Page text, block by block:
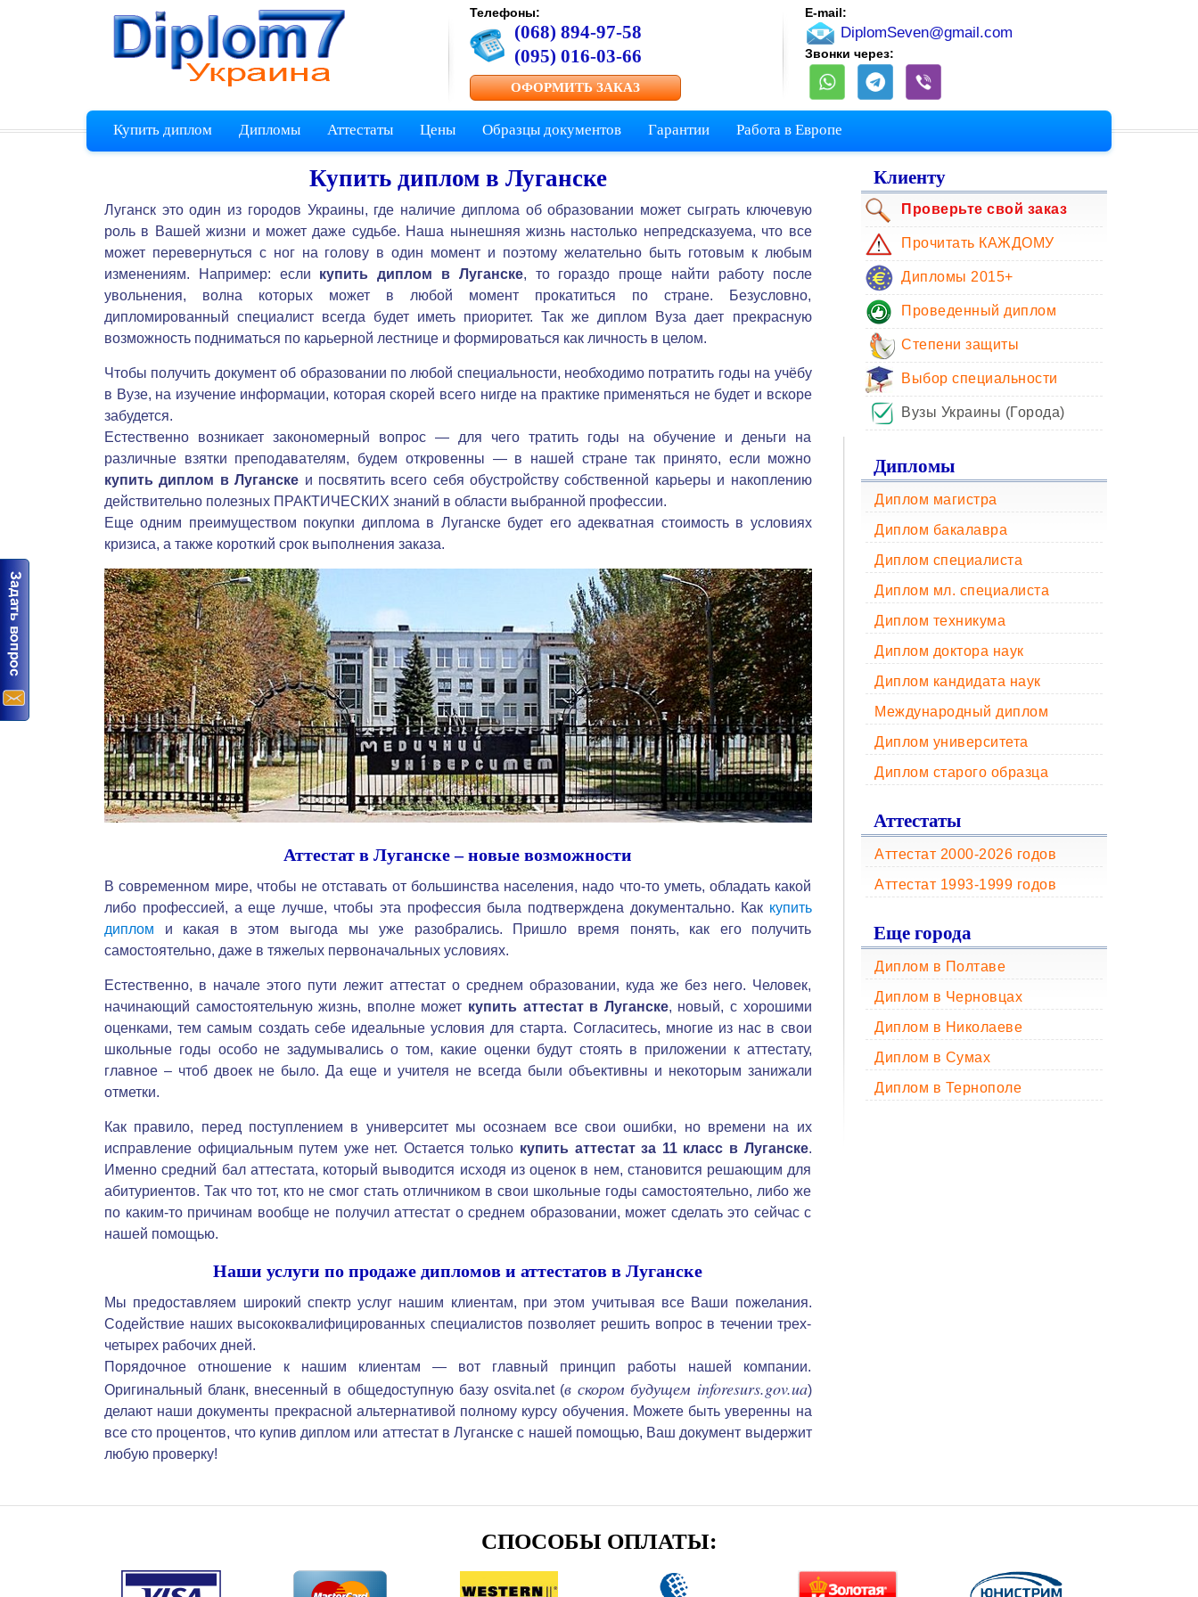
Телефоны:
(068) 894-97-58
(095) 016-03-66
ОФОРМИТЬ ЗАКАЗ
E-mail:
DiplomSeven@gmail.com
Звонки через:
Купить диплом Дипломы Аттестаты Цены Образцы документов Гарантии Работа в Европе
Купить диплом в Луганске
Луганск это один из городов Украины, где наличие диплома об образовании может сыграть ключевую
роль в Вашей жизни и может даже судьбе. Наша нынешняя жизнь настолько непредсказуема, что все
может перевернуться с ног на голову в один момент и поэтому желательно быть готовым к любым
изменениям. Например: если купить диплом в Луганске, то гораздо проще найти работу после
увольнения, волна которых может в любой момент прокатиться по стране. Безусловно,
дипломированный специалист всегда будет иметь приоритет. Так же диплом Вуза дает прекрасную
возможность подниматься по карьерной лестнице и формироваться как личность в целом.
Чтобы получить документ об образовании по любой специальности, необходимо потратить годы на учёбу
в Вузе, на изучение информации, которая скорей всего нигде на практике применяться не будет и вскоре
забудется.
Естественно возникает закономерный вопрос — для чего тратить годы на обучение и деньги на
различные взятки преподавателям, будем откровенны — в нашей стране так принято, если можно
купить диплом в Луганске и посвятить всего себя обустройству собственной карьеры и накоплению
действительно полезных ПРАКТИЧЕСКИХ знаний в области выбранной профессии.
Еще одним преимуществом покупки диплома в Луганске будет его адекватная стоимость в условиях
кризиса, а также короткий срок выполнения заказа.
Аттестат в Луганске – новые возможности
В современном мире, чтобы не отставать от большинства населения, надо что-то уметь, обладать какой
либо профессией, а еще лучше, чтобы эта профессия была подтверждена документально. Как купить
диплом и какая в этом выгода мы уже разобрались. Пришло время понять, как его получить
самостоятельно, даже в тяжелых первоначальных условиях.
Естественно, в начале этого пути лежит аттестат о среднем образовании, куда же без него. Человек,
начинающий самостоятельную жизнь, вполне может купить аттестат в Луганске, новый, с хорошими
оценками, тем самым создать себе идеальные условия для старта. Согласитесь, многие из нас в свои
школьные годы особо не задумывались о том, какие оценки будут стоять в приложении к аттестату,
главное – чтоб двоек не было. Да еще и учителя не всегда были объективны и некоторым занижали
отметки.
Как правило, перед поступлением в университет мы осознаем все свои ошибки, но времени на их
исправление официальным путем уже нет. Остается только купить аттестат за 11 класс в Луганске.
Именно средний бал аттестата, который выводится исходя из оценок в нем, становится решающим для
абитуриентов. Так что тот, кто не смог стать отличником в свои школьные годы самостоятельно, либо же
по каким-то причинам вообще не получил аттестат о среднем образовании, может сделать это сейчас с
нашей помощью.
Наши услуги по продаже дипломов и аттестатов в Луганске
Мы предоставляем широкий спектр услуг нашим клиентам, при этом учитывая все Ваши пожелания.
Содействие наших высококвалифицированных специалистов позволяет решить вопрос в течении трех-
четырех рабочих дней.
Порядочное отношение к нашим клиентам — вот главный принцип работы нашей компании.
Оригинальный бланк, внесенный в общедоступную базу osvita.net (в скором будущем inforesurs.gov.ua)
делают наши документы прекрасной альтернативой полному курсу обучения. Можете быть уверенны на
все сто процентов, что купив диплом или аттестат в Луганске с нашей помощью, Ваш документ выдержит
любую проверку!
Клиенту
Проверьте свой заказ
Прочитать КАЖДОМУ
Дипломы 2015+
Проведенный диплом
Степени защиты
Выбор специальности
Вузы Украины (Города)
Дипломы
Диплом магистра
Диплом бакалавра
Диплом специалиста
Диплом мл. специалиста
Диплом техникума
Диплом доктора наук
Диплом кандидата наук
Международный диплом
Диплом университета
Диплом старого образца
Аттестаты
Аттестат 2000-2026 годов
Аттестат 1993-1999 годов
Еще города
Диплом в Полтаве
Диплом в Черновцах
Диплом в Николаеве
Диплом в Сумах
Диплом в Тернополе
СПОСОБЫ ОПЛАТЫ: